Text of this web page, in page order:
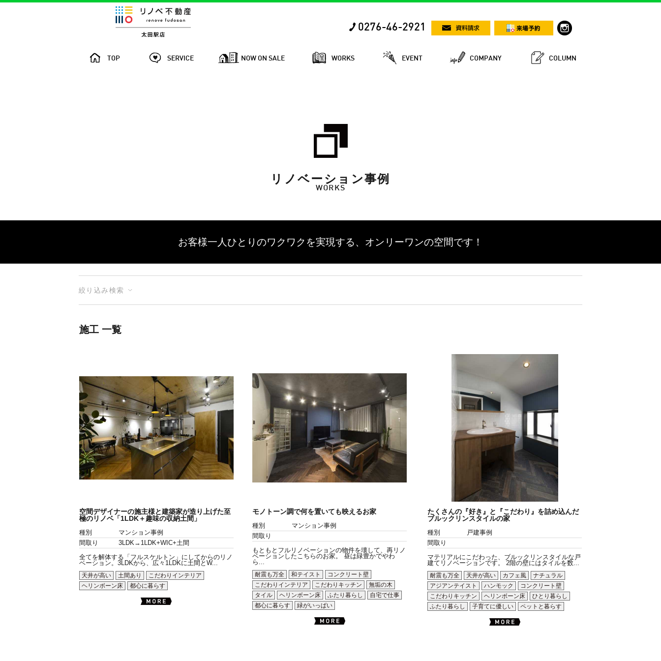
0276-46-2921
TOP SERVICE NOW ON SALE WORKS EVENT COMPANY COLUMN
リノベーション事例
WORKS
お客様一人ひとりのワクワクを実現する、 オンリーワンの空間です！
絞り込み検索
施工 一覧
空間デザイナーの施主様と建築家が造り上げた至
極のリノベ「1LDK＋趣味の収納土間」
種別
マンション事例
間取り
3LDK→1LDK+WIC+土間
全てを解体する「フルスケルトン」にしてからのリノ
ベーション。3LDKから、広々1LDKに土間とW...
天井が高い
土間あり
こだわりインテリア
ヘリンボーン床
都心に暮らす
モノトーン調で何を置いても映えるお家
種別
マンション事例
間取り
もともとフルリノベーションの物件を壊して、再リノ
ベーションしたこちらのお家。 昼は緑豊かでやわ
ら...
耐震も万全
和テイスト
コンクリート壁
こだわりインテリア
こだわりキッチン
無垢の木
タイル
ヘリンボーン床 ふたり暮らし
自宅で仕事
都心に暮らす
緑がいっぱい
たくさんの『好き』と『こだわり』を詰め込んだ
ブルックリンスタイルの家
種別
戸建事例
間取り
マテリアルにこだわった、ブルックリンスタイルな戸
建てリノベーションです。 2階の壁にはタイルを数...
耐震も万全
天井が高い カフェ風
ナチュラル
アジアンテイスト
ハンモック
コンクリート壁
こだわりキッチン
ヘリンボーン床
ひとり暮らし
ふたり暮らし
子育てに優しい ペットと暮らす